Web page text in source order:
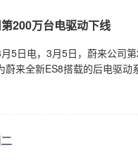
200万台电驱动下线
5日电，3月5日，蔚来公司
蔚来全新ES8搭载的后电驱动